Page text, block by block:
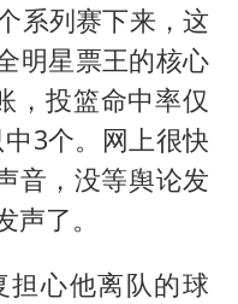
系列赛下来，这
明星票王的核心
，投篮命中率仅
3个。网上很快
音，没等舆论发
了。
心他离队的球